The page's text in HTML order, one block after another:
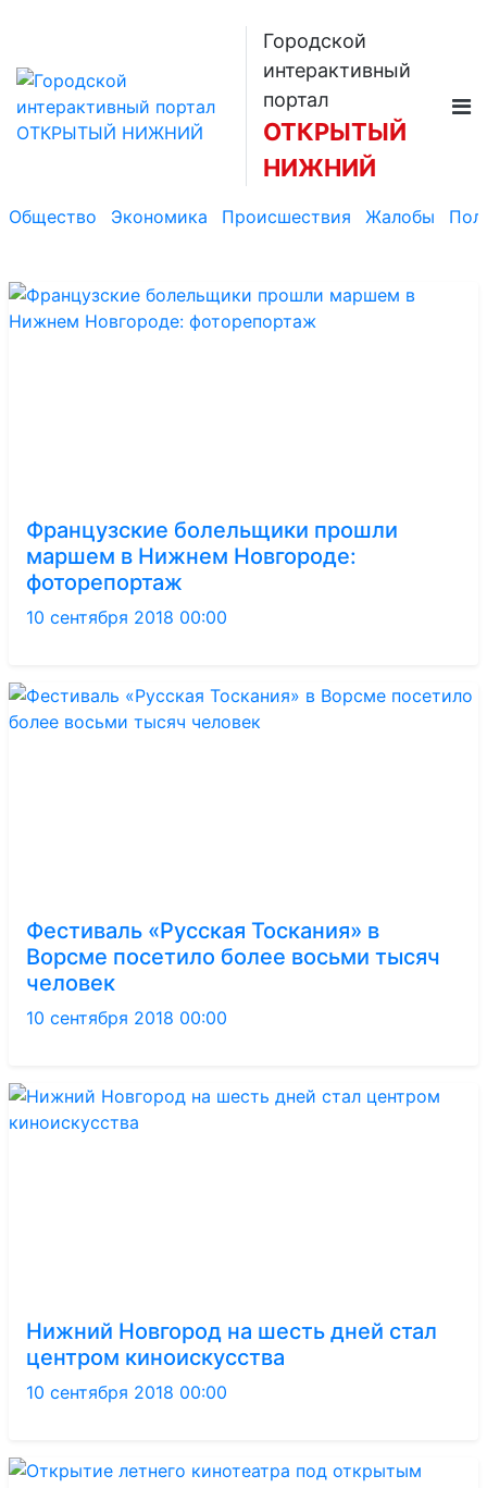
Городской
интерактивный
портал
ОТКРЫТЫЙ
НИЖНИЙ
Общество Экономика Происшествия Жалобы
Французские болельщики прошли
маршем в Нижнем Новгороде:
фоторепортаж
10 сентября 2018 00:00
Фестиваль «Русская Тоскания» в
Ворсме посетило более восьми тысяч
человек
10 сентября 2018 00:00
Нижний Новгород на шесть дней стал
центром киноискусства
10 сентября 2018 00:00